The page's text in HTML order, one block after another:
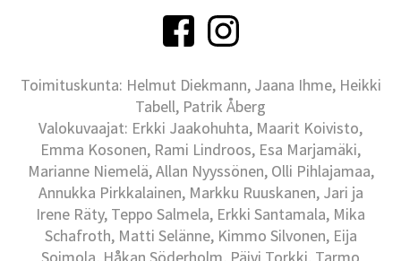
Toimituskunta: Helmut Diekmann, Jaana Ihme, Heikki
Tabell, Patrik Åberg
Valokuvaajat: Erkki Jaakohuhta, Maarit Koivisto,
Emma Kosonen, Rami Lindroos, Esa Marjamäki,
Marianne Niemelä, Allan Nyyssönen, Olli Pihlajamaa,
Annukka Pirkkalainen, Markku Ruuskanen, Jari ja
Irene Räty, Teppo Salmela, Erkki Santamala, Mika
Schafroth, Matti Selänne, Kimmo Silvonen, Eija